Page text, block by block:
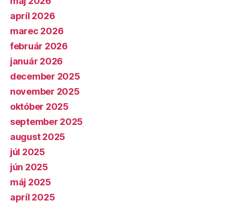
apríl 2026
marec 2026
február 2026
január 2026
december 2025
november 2025
október 2025
september 2025
august 2025
júl 2025
jún 2025
máj 2025
apríl 2025